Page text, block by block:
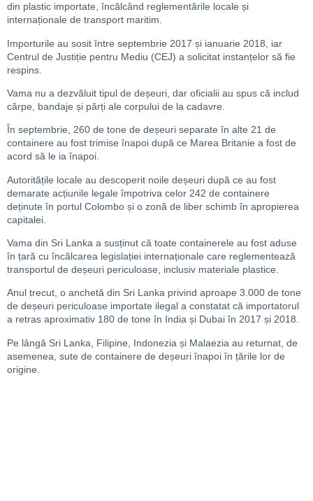
din plastic importate, încălcând reglementările locale și
internaționale de transport maritim.
Importurile au sosit între septembrie 2017 și ianuarie 2018, iar
Centrul de Justiție pentru Mediu (CEJ) a solicitat instanțelor să fie
respins.
Vama nu a dezvăluit tipul de deșeuri, dar oficialii au spus că includ
cârpe, bandaje și părți ale corpului de la cadavre.
În septembrie, 260 de tone de deșeuri separate în alte 21 de
containere au fost trimise înapoi după ce Marea Britanie a fost de
acord să le ia înapoi.
Autoritățile locale au descoperit noile deșeuri după ce au fost
demarate acțiunile legale împotriva celor 242 de containere
deținute în portul Colombo și o zonă de liber schimb în apropierea
capitalei.
Vama din Sri Lanka a susținut că toate containerele au fost aduse
în țară cu încălcarea legislației internaționale care reglementează
transportul de deșeuri periculoase, inclusiv materiale plastice.
Anul trecut, o anchetă din Sri Lanka privind aproape 3.000 de tone
de deșeuri periculoase importate ilegal a constatat că importatorul
a retras aproximativ 180 de tone în India și Dubai în 2017 și 2018.
Pe lângă Sri Lanka, Filipine, Indonezia și Malaezia au returnat, de
asemenea, sute de containere de deșeuri înapoi în țările lor de
origine.